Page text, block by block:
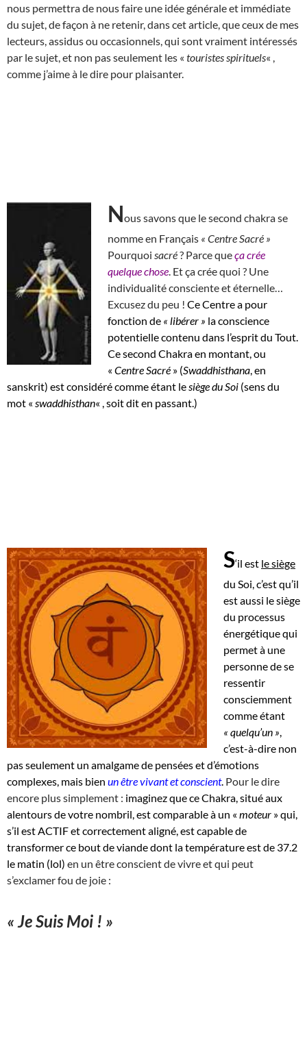
nous permettra de nous faire une idée générale et immédiate
du sujet, de façon à ne retenir, dans cet article, que ceux de mes
lecteurs, assidus ou occasionnels, qui sont vraiment intéressés
par le sujet, et non pas seulement les « touristes spirituels« ,
comme j’aime à le dire pour plaisanter.
Nous savons que le second chakra se
nomme en Français « Centre Sacré »
Pourquoi sacré? Parce queça crée
quelque chose . Et ça crée quoi ? Une
individualité consciente et éternelle…
Excusez du peu ! Ce Centre a pour
fonction de « libérer » la conscience
potentielle contenu dans l’esprit du Tout.
Ce second Chakra en montant, ou
« Centre Sacré » (Swaddhisthana , en
sanskrit) est considéré comme étant le siège du Soi (sens du
mot « swaddhisthan« , soit dit en passant.)
S‘il est le siège
du Soi, c’est qu’il
est aussi le siège
du processus
énergétique qui
permet à une
personne de se
ressentir
consciemment
comme étant
« quelqu’un »
c’est-à-dire non
pas seulement un amalgame de pensées et d’émotions
complexes, mais bien un être vivant et conscient. Pour le dire
encore plus simplement : imaginez que ce Chakra, situé aux
alentours de votre nombril, est comparable à un « moteur » qui,
s’il est ACTIF et correctement aligné, est capable de
transformer ce bout de viande dont la température est de 37.2
le matin (lol) en un être conscient de vivre et qui peut
s’exclamer fou de joie :
« Je Suis Moi ! »